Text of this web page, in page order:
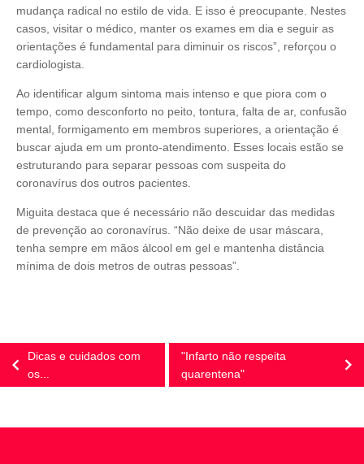
mudança radical no estilo de vida. E isso é preocupante. Nestes
casos, visitar o médico, manter os exames em dia e seguir as
orientações é fundamental para diminuir os riscos”, reforçou o
cardiologista.
Ao identificar algum sintoma mais intenso e que piora com o
tempo, como desconforto no peito, tontura, falta de ar, confusão
mental, formigamento em membros superiores, a orientação é
buscar ajuda em um pronto-atendimento. Esses locais estão se
estruturando para separar pessoas com suspeita do
coronavírus dos outros pacientes.
Miguita destaca que é necessário não descuidar das medidas
de prevenção ao coronavírus. “Não deixe de usar máscara,
tenha sempre em mãos álcool em gel e mantenha distância
mínima de dois metros de outras pessoas”.
Dicas e cuidados com
os...
"Infarto não respeita
quarentena"